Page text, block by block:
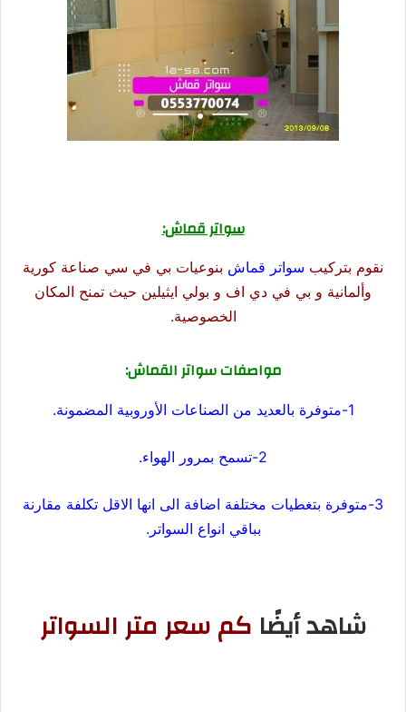
سواتر قماش:
نقوم بتركيب سواتر قماش بنوعيات بي في سي صناعة كورية
وألمانية و بي في دي اف و بولي ايثيلين حيث تمنح المكان
الخصوصية.
مواصفات سواتر القماش:
1-متوفرة بالعديد من الصناعات الأوروبية المضمونة.
2-تسمح بمرور الهواء.
3-متوفرة بتغطيات مختلفة اضافة الى انها الاقل تكلفة مقارنة
بباقي انواع السواتر.
شاهد أيضًا كم سعر متر السواتر